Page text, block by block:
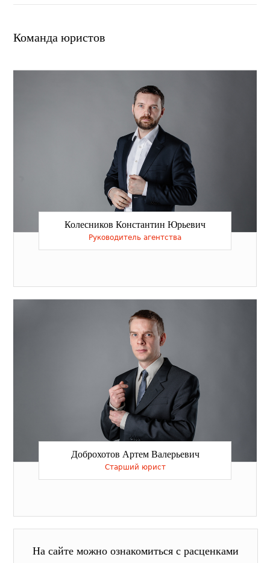
Команда юристов
Колесников Константин Юрьевич
Руководитель агентства
Доброхотов Артем Валерьевич
Старший юрист
На сайте можно ознакомиться с расценками